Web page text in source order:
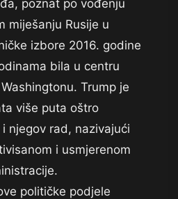
poznat po vođenju
miješanju Rusije u
izbore 2016. godine
bila u centru
Trump je
više puta oštro
njegov rad, nazivajući
i usmjerenom
političke podjele